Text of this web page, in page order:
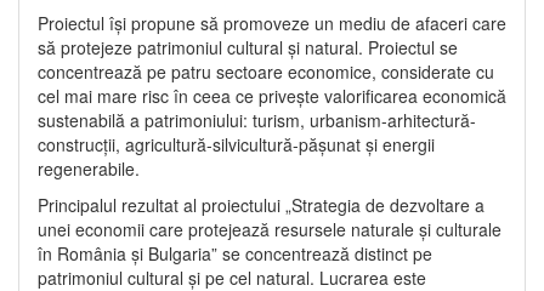
Proiectul își propune să promoveze un mediu de afaceri care
să protejeze patrimoniul cultural și natural. Proiectul se
concentrează pe patru sectoare economice, considerate cu
cel mai mare risc în ceea ce privește valorificarea economică
sustenabilă a patrimoniului: turism, urbanism-arhitectură-
construcții, agricultură-silvicultură-pășunat și energii
regenerabile.
Principalul rezultat al proiectului „Strategia de dezvoltare a
unei economii care protejează resursele naturale și culturale
în România și Bulgaria” se concentrează distinct pe
patrimoniul cultural și pe cel natural. Lucrarea este